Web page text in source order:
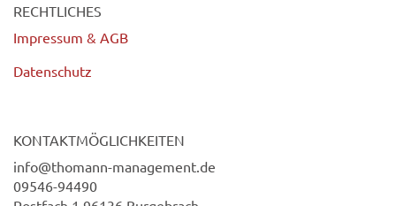
RECHTLICHES
Impressum & AGB
Datenschutz
KONTAKTMÖGLICHKEITEN
info@thomann-management.de
09546-94490